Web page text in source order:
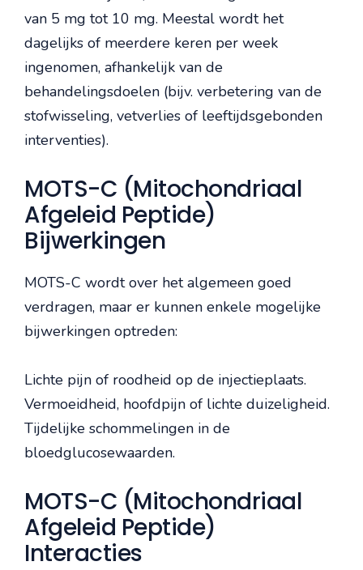
van 5 mg tot 10 mg. Meestal wordt het
dagelijks of meerdere keren per week
ingenomen, afhankelijk van de
behandelingsdoelen (bijv. verbetering van de
stofwisseling, vetverlies of leeftijdsgebonden
interventies).
MOTS-C (Mitochondriaal
Afgeleid Peptide)
Bijwerkingen
MOTS-C wordt over het algemeen goed
verdragen, maar er kunnen enkele mogelijke
bijwerkingen optreden:
Lichte pijn of roodheid op de injectieplaats.
Vermoeidheid, hoofdpijn of lichte duizeligheid.
Tijdelijke schommelingen in de
bloedglucosewaarden.
MOTS-C (Mitochondriaal
Afgeleid Peptide)
Interacties